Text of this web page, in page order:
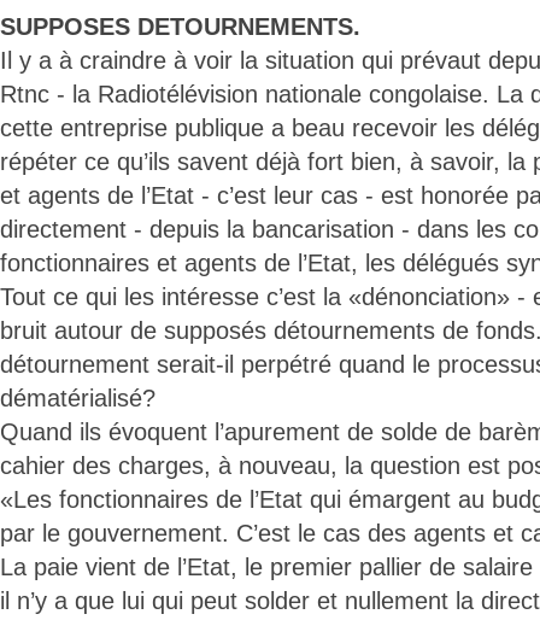
SUPPOSES DETOURNEMENTS.
Il y a à craindre à voir la situation qui prévaut
Rtnc - la Radiotélévision nationale congolaise. La
cette entreprise publique a beau recevoir les
répéter ce qu’ils savent déjà fort bien, à savoir, la
et agents de l’Etat - c’est leur cas - est honorée
directement - depuis la bancarisation - dans les
fonctionnaires et agents de l’Etat, les délégués
Tout ce qui les intéresse c’est la «dénonciation» -
bruit autour de supposés détournements de
détournement serait-il perpétré quand le
dématérialisé?
Quand ils évoquent l’apurement de solde de
cahier des charges, à nouveau, la question est
«Les fonctionnaires de l’Etat qui émargent au
par le gouvernement. C’est le cas des agents et
La paie vient de l’Etat, le premier pallier de
il n’y a que lui qui peut solder et nullement la